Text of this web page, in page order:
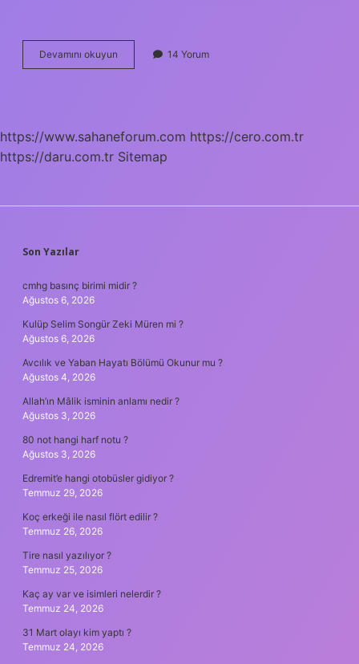
Devamını okuyun Canlıların
Sistematik
14 Yorum
https://www.sahaneforum.com https://cero.com.tr
https://daru.com.tr Sitemap
SIDEBAR
Son Yazılar
cmhg basınç birimi midir ?
Ağustos 6, 2026
Kulüp Selim Songür Zeki Müren mi ?
Ağustos 6, 2026
Avcılık ve Yaban Hayatı Bölümü Okunur mu ?
Ağustos 4, 2026
Allah’ın Mâlik isminin anlamı nedir ?
Ağustos 3, 2026
80 not hangi harf notu ?
Ağustos 3, 2026
Edremit’e hangi otobüsler gidiyor ?
Temmuz 29, 2026
Koç erkeği ile nasıl flört edilir ?
Temmuz 26, 2026
Tire nasıl yazılıyor ?
Temmuz 25, 2026
Kaç ay var ve isimleri nelerdir ?
Temmuz 24, 2026
31 Mart olayı kim yaptı ?
Temmuz 24, 2026